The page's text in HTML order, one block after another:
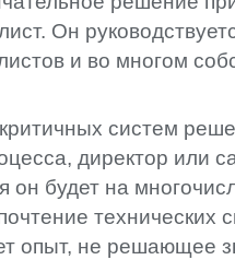
Он
и во многом
систем
директор или
он будет на
технических
опыт, не решающее